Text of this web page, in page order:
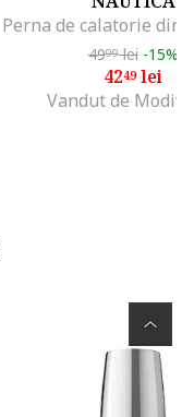
4999lei -15%
4249lei
Vandut de